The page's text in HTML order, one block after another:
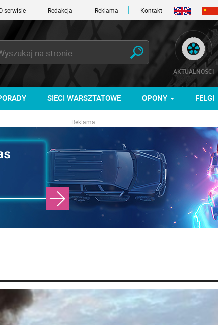
serwisie Redakcja Reklama Kontakt
AKTUALNOŚCI
SIECI WARSZTATOWE OPONY FELGI
Reklama